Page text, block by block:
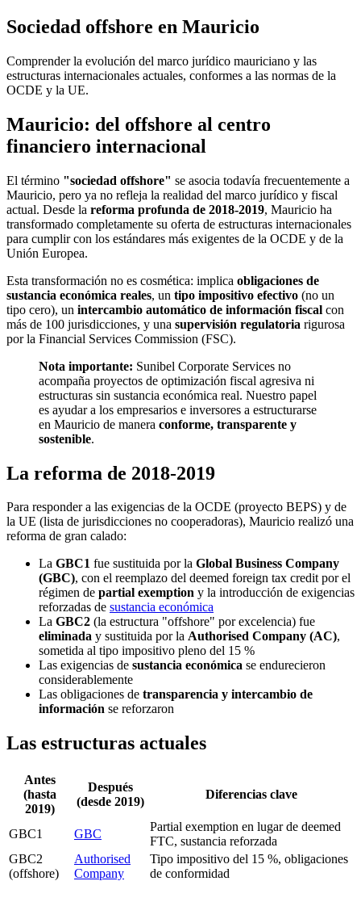
Sociedad offshore en Mauricio
Comprender la evolución del marco jurídico mauriciano y las
estructuras internacionales actuales, conformes a las normas de la
OCDE y la UE.
Mauricio: del offshore al centro
financiero internacional
El término "sociedad offshore" se asocia todavía frecuentemente a
Mauricio, pero ya no refleja la realidad del marco jurídico y fiscal
actual. Desde la reforma profunda de 2018-2019, Mauricio ha
transformado completamente su oferta de estructuras internacionales
para cumplir con los estándares más exigentes de la OCDE y de la
Unión Europea.
Esta transformación no es cosmética: implica obligaciones de
sustancia económica reales, un tipo impositivo efectivo (no un
tipo cero), un intercambio automático de información fiscal con
más de 100 jurisdicciones, y una supervisión regulatoria rigurosa
por la Financial Services Commission (FSC).
Nota importante: Sunibel Corporate Services no
acompaña proyectos de optimización fiscal agresiva ni
estructuras sin sustancia económica real. Nuestro papel
es ayudar a los empresarios e inversores a estructurarse
en Mauricio de manera conforme, transparente y
sostenible.
La reforma de 2018-2019
Para responder a las exigencias de la OCDE (proyecto BEPS) y de
la UE (lista de jurisdicciones no cooperadoras), Mauricio realizó una
reforma de gran calado:
La GBC1 fue sustituida por la Global Business Company
(GBC), con el reemplazo del deemed foreign tax credit por el
régimen de partial exemption y la introducción de exigencias
reforzadas de sustancia económica
La GBC2 (la estructura "offshore" por excelencia) fue
eliminada y sustituida por la Authorised Company (AC),
sometida al tipo impositivo pleno del 15 %
Las exigencias de sustancia económica se endurecieron
considerablemente
Las obligaciones de transparencia y intercambio de
información se reforzaron
Las estructuras actuales
Antes
(hasta
2019)
Después
(desde 2019)
Diferencias clave
GBC1 GBC
Partial exemption en lugar de deemed
FTC, sustancia reforzada
GBC2
(offshore)
Authorised
Company
Tipo impositivo del 15 %, obligaciones
de conformidad